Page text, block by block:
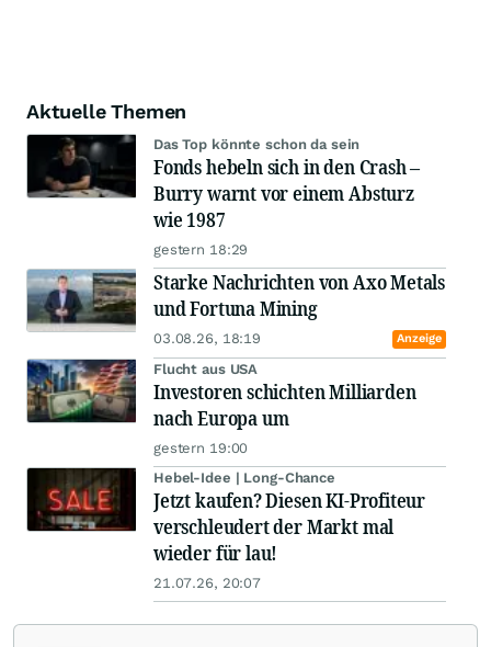
Aktuelle Themen
Das Top könnte schon da sein
Fonds hebeln sich in den Crash –
Burry warnt vor einem Absturz
wie 1987
gestern 18:29
Starke Nachrichten von Axo Metals
und Fortuna Mining
03.08.26, 18:19 Anzeige
Flucht aus USA
Investoren schichten Milliarden
nach Europa um
gestern 19:00
Hebel-Idee | Long-Chance
Jetzt kaufen? Diesen KI-Profiteur
verschleudert der Markt mal
wieder für lau!
21.07.26, 20:07